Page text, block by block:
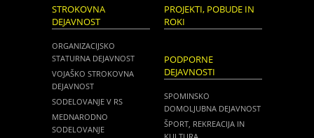
STROKOVNA
DEJAVNOST
ORGANIZACIJSKO
STATURNA DEJAVNOST
VOJAŠKO STROKOVNA
DEJAVNOST
SODELOVANJE V RS
MEDNARODNO
SODELOVANJE
PROJEKTI, POBUDE IN
ROKI
PODPORNE
DEJAVNOSTI
SPOMINSKO
DOMOLJUBNA DEJAVNOST
ŠPORT, REKREACIJA IN